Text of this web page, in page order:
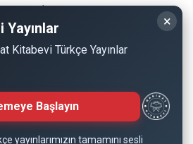
İslam. Her Hakkı Saklıdır.
bütün insanların istifadesi için
sadık kalmak şartıyla, izin
herkes istediği gibi alıp istifade
edebilir.
Siteyi Göster
×
Yayınlar
Kitabevi Türkçe Yayınlar
Başlayın
yayınlarımızın tamamını sesli